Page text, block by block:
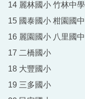
14 麗林國小 竹林中學
15 國泰國小 柑園國中
16 麗園國小 八里國中
17 二橋國小
18 大豐國小
19 三多國小